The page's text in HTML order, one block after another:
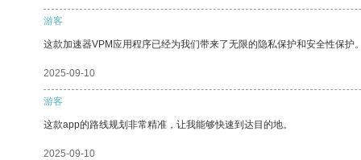
游客
这款加速器VPM应用程序已经为我们带来了无限的隐私保护和安全性保护
2025-09-10
游客
这款app的路线规划非常精准，让我能够快速到达目的地。
2025-09-10